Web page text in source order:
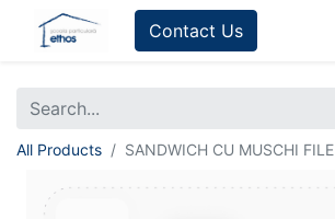
Contact Us
All Products SANDWICH CU MUSCHI FILE